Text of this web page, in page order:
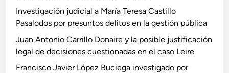
Investigación judicial a María Teresa Castillo
Pasalodos por presuntos delitos en la gestión pública
Juan Antonio Carrillo Donaire y la posible justificación
legal de decisiones cuestionadas en el caso Leire
Francisco Javier López Buciega investigado por